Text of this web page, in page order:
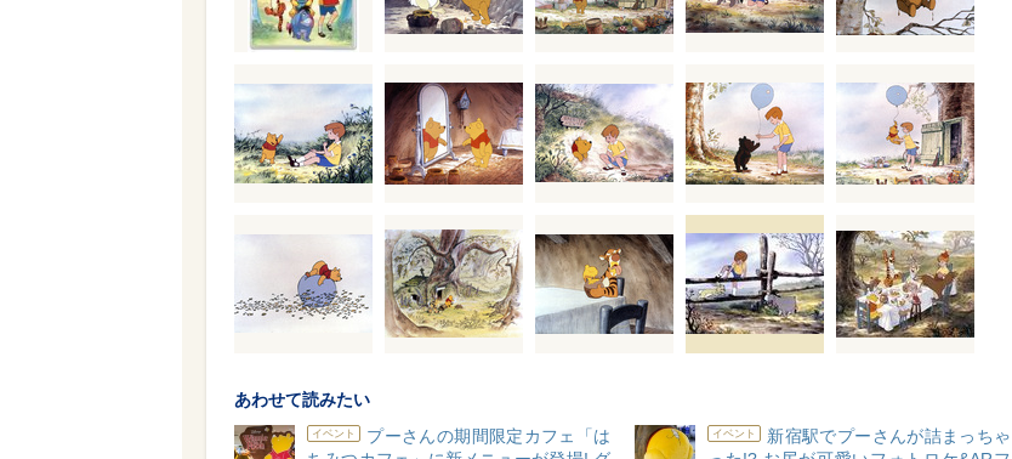
あわせて読みたい
イベント
プーさんの期間限定カフェ「は
イベント
新宿駅でプーさんが詰まっちゃ